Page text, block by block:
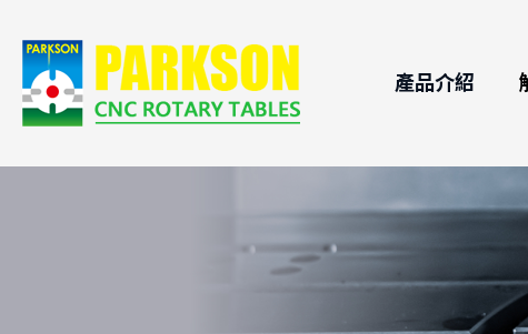
產品介紹
CNC電腦數
自動交換工
應用領域
技術支援